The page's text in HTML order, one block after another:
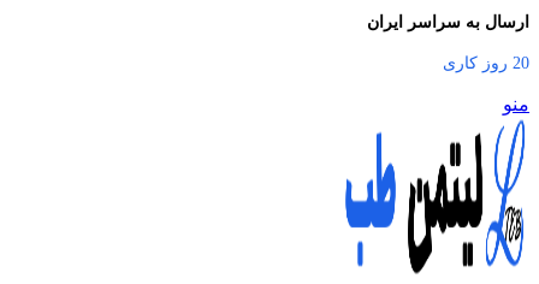
ارسال به سراسر ایران
20 روز کاری
منو